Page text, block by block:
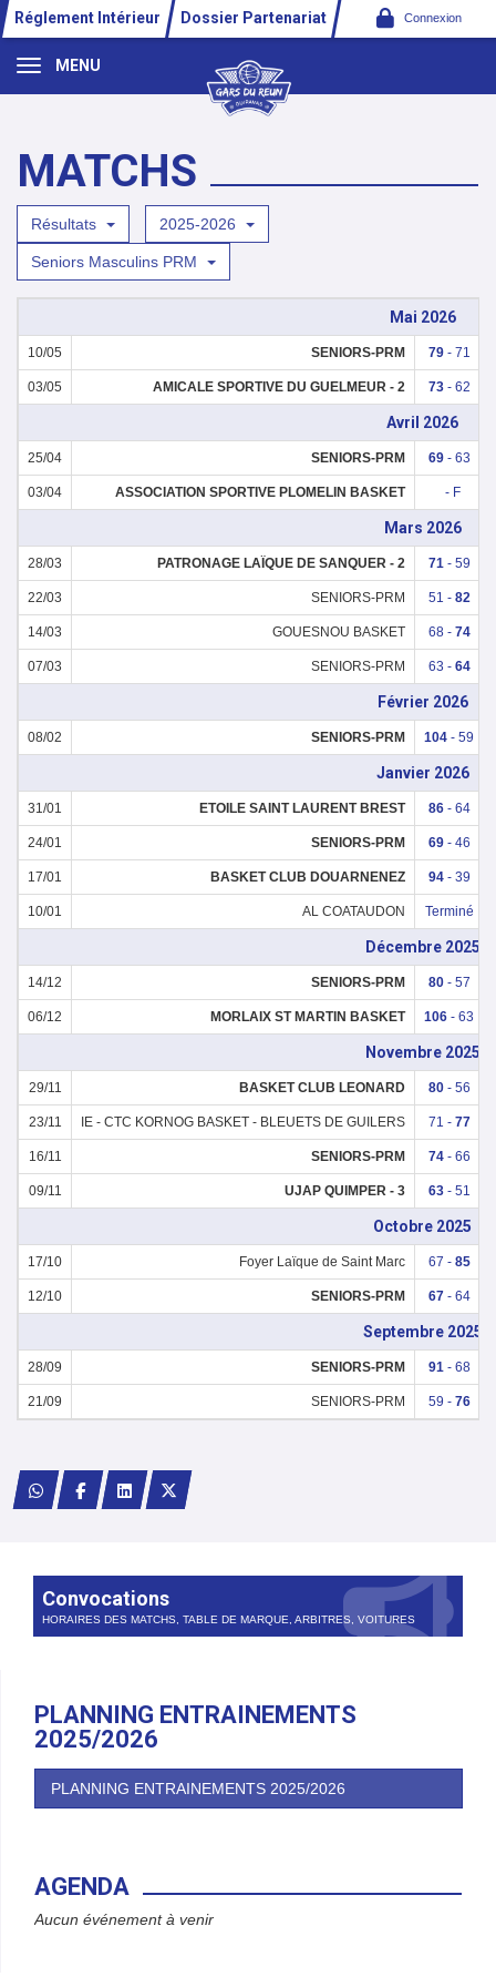
Réglement Intérieur Dossier Partenariat Connexion
MENU
MATCHS
Résultats 2025-2026
Seniors Masculins PRM
Mai 2026
10/05 SENIORS-PRM 79- 71
03/05 AMICALE SPORTIVE DU GUELMEUR - 2 73- 62
Avril 2026
25/04 SENIORS-PRM 69- 63
03/04 ASSOCIATION SPORTIVE PLOMELIN BASKET - F
Mars 2026
28/03 PATRONAGE LAÏQUE DE SANQUER - 2 71- 59
22/03 SENIORS-PRM 51 - 82
14/03 GOUESNOU BASKET 68 - 74
07/03 SENIORS-PRM 63 - 64
Février 2026
08/02 SENIORS-PRM 104 - 59
Janvier 2026
31/01 ETOILE SAINT LAURENT BREST 86- 64
24/01 SENIORS-PRM 69- 46
17/01 BASKET CLUB DOUARNENEZ 94- 39
10/01 AL COATAUDON Terminé
Décembre 2025
14/12 SENIORS-PRM 80- 57
06/12 MORLAIX ST MARTIN BASKET 106 - 63
Novembre 2025
29/11 BASKET CLUB LEONARD 80- 56
23/11 IE - CTC KORNOG BASKET - BLEUETS DE GUILERS 71 - 77
16/11 SENIORS-PRM 74- 66
09/11 UJAP QUIMPER - 3 63- 51
Octobre 2025
17/10 Foyer Laïque de Saint Marc 67 - 85
12/10 SENIORS-PRM 67- 64
Septembre 2025
28/09 SENIORS-PRM 91- 68
21/09 SENIORS-PRM 59 - 76
Convocations
HORAIRES DES MATCHS, TABLE DE MARQUE, ARBITRES, VOITURES
PLANNING ENTRAINEMENTS
2025/2026
PLANNING ENTRAINEMENTS 2025/2026
AGENDA
Aucun événement à venir
Panneau de gestion des cookies